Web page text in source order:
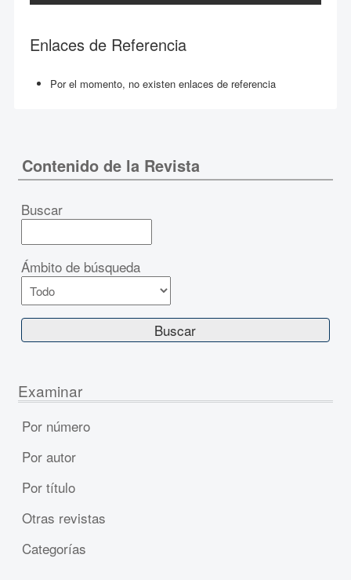
Enlaces de Referencia
Por el momento, no existen enlaces de referencia
Contenido de la Revista
Buscar
Ámbito de búsqueda
Examinar
Por número
Por autor
Por título
Otras revistas
Categorías